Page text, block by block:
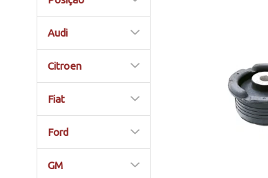
Audi
Citroen
Fiat
Ford
GM